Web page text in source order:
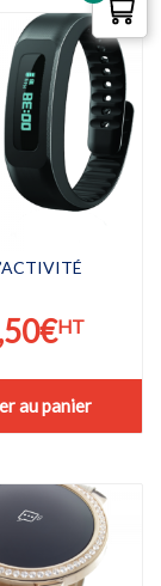
€HT
au panier